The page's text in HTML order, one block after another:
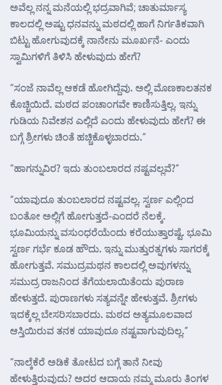
ಅವೆಲ್ಲ ನನ್ನ ಮನೆಯಲ್ಲಿ ಭದ್ರವಾಗಿವೆ; ಚಾತುರ್ಮಾಸ್ಯ
ಕಾಲದಲ್ಲಿ ಅಷ್ಟು ಧನವನ್ನು ಮಠದಲ್ಲಿ ಹಾಗೆ ನಿರ್ಗತಿಕವಾಗಿ
ಬಿಟ್ಟು ಹೋಗುವುದಕ್ಕೆ ನಾನೇನು ಮೂರ್ಖನೆ- ಎಂದು
ಸ್ವಾಮಿಗಳಿಗೆ ತಿಳಿಸಿ ಹೇಳುವುದು ಹೇಗೆ?
“ಸಂಜೆ ನಾವೆಲ್ಲ ಆಕಡೆ ಹೋಗಿದ್ದೆವು. ಅಲ್ಲಿ ಮೊಣಕಾಲತನಕ
ಕೊಚ್ಚಿಯಿದೆ. ಮಠದ ಪಂಚಾಂಗವೇ ಕಾಣಿಸುತ್ತಿಲ್ಲ. ಇನ್ನು
ಗುಡಿಯ ನಿವೇಶನ ಎಲ್ಲಿದೆ ಎಂದು ಹೇಳುವುದು ಹೇಗೆ? ಈ
ಬಗ್ಗೆ ಶ್ರೀಗಳು ಚಿಂತೆ ಹಚ್ಚಿಕೊಳ್ಳಬಾರದು.”
“ಹಾಗನ್ನುವಿರ? ಇದು ತುಂಬಲಾರದ ನಷ್ಟವಲ್ಲವೆ?”
“ಯಾವುದೂ ತುಂಬಲಾರದ ನಷ್ಟವಲ್ಲ. ಸ್ವರ್ಣ ಎಲ್ಲಿಂದ
ಬಂತೋ ಅಲ್ಲಿಗೆ ಹೋಗುತ್ತದೆ-ಎಂದರೆ ನೆಲಕ್ಕೆ.
ಭೂಮಿಯನ್ನು ವಸುಂಧರೆಯೆಂದು ಕರೆಯುತ್ತಾರಷ್ಟೆ. ಭೂಮಿ
ಸ್ವರ್ಣ ಗರ್ಭೆ ಕೂಡ ಹೌದು. ಇನ್ನು ಮುತ್ತುರತ್ನಗಳು ಸಾಗರಕ್ಕೆ
ಹೋಗುತ್ತವೆ. ಸಮುದ್ರಮಥನ ಕಾಲದಲ್ಲಿ ಅವುಗಳನ್ನು
ಸಮುದ್ರ ರಾಜನಿಂದ ತೆಗೆಯಲಾಯಿತೆಂದು ಪುರಾಣ
ಹೇಳುತ್ತದೆ. ಪುರಾಣಗಳು ಸತ್ಯವನ್ನೇ ಹೇಳುತ್ತವೆ. ಶ್ರೀಗಳು
ಇದಕ್ಕೆಲ್ಲ ಬೇಸರಿಸಬಾರದು. ಮಠದ ಅತ್ಯಮೂಲವಾದ
ಆಸ್ತಿಯಿರುವ ತನಕ ಯಾವುದೂ ನಷ್ಟವಾಗುವುದಿಲ್ಲ.”
“ನಾಲ್ಕೆಕೆರೆ ಅಡಿಕೆ ತೋಟದ ಬಗ್ಗೆ ತಾನೆ ನೀವು
ಹೇಳುತ್ತಿರುವುದು? ಅದರ ಆದಾಯ ನಮ್ಮ ಮೂರು ತಿಂಗಳ